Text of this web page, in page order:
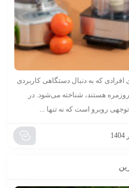
افرادی که به دنبال دستگاهی کاربردی
هستند، شناخته می‌شود. در
روبرو است که نه تنها ...